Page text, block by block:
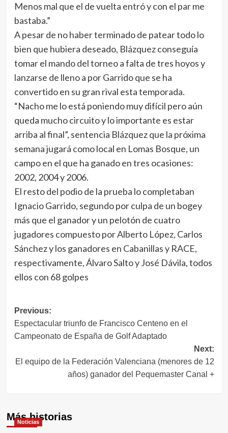
Menos mal que el de vuelta entró y con el par me
bastaba.”
A pesar de no haber terminado de patear todo lo
bien que hubiera deseado, Blázquez conseguía
tomar el mando del torneo a falta de tres hoyos y
lanzarse de lleno a por Garrido que se ha
convertido en su gran rival esta temporada.
“Nacho me lo está poniendo muy difícil pero aún
queda mucho circuito y lo importante es estar
arriba al final”, sentencia Blázquez que la próxima
semana jugará como local en Lomas Bosque, un
campo en el que ha ganado en tres ocasiones:
2002, 2004 y 2006.
El resto del podio de la prueba lo completaban
Ignacio Garrido, segundo por culpa de un bogey
más que el ganador y un pelotón de cuatro
jugadores compuesto por Alberto López, Carlos
Sánchez y los ganadores en Cabanillas y RACE,
respectivamente, Álvaro Salto y José Dávila, todos
ellos con 68 golpes
Navegación
de
entradas
Previous:
Espectacular triunfo de Francisco Centeno en el
Campeonato de España de Golf Adaptado
Next:
El equipo de la Federación Valenciana (menores de 12
años) ganador del Pequemaster Canal +
Más historias
Noticias